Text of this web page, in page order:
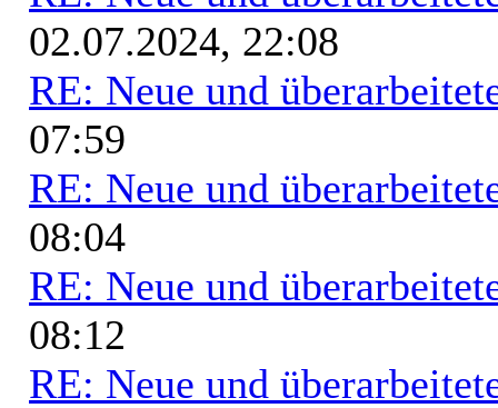
02.07.2024, 22:08
RE: Neue und
07:59
RE: Neue und
08:04
RE: Neue und
08:12
RE: Neue und